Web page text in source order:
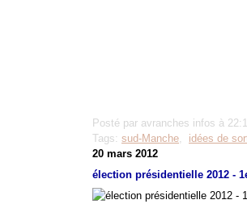
Posté par avranches infos à
Tags: sud-Manche, idées de
20 mars 2012
élection présidentielle 2012 -